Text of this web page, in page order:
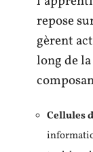
repose
gèrent
long de la
Cellules